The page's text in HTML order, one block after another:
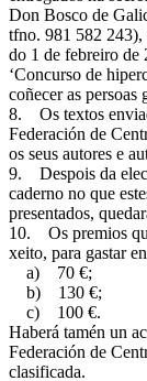
Don Bosco de
tfno. 981 582 243),
do 1 de febreiro de
‘Concurso de
coñecer as persoas
8. Os textos
Federación de
os seus autores e
9. Despois da
caderno no que
presentados,
10. Os premios
xeito, para gastar
a) 70 €;
b) 130 €;
c) 100 €.
Haberá tamén un
Federación de
clasificada.